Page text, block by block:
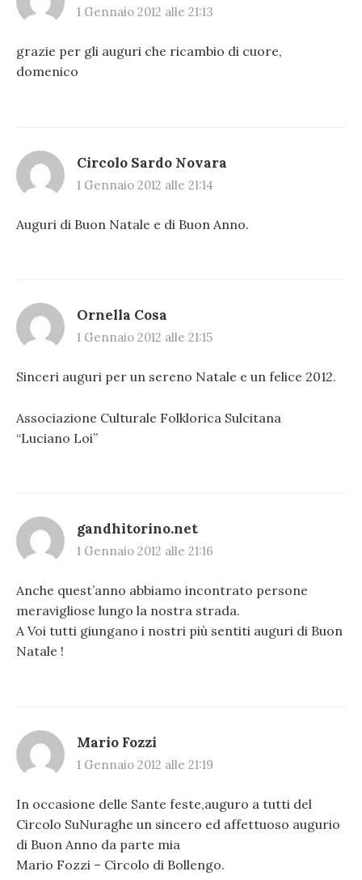
1 Gennaio 2012 alle 21:13
grazie per gli auguri che ricambio di cuore,
domenico
Circolo Sardo Novara
1 Gennaio 2012 alle 21:14
Auguri di Buon Natale e di Buon Anno.
Ornella Cosa
1 Gennaio 2012 alle 21:15
Sinceri auguri per un sereno Natale e un felice 2012.
Associazione Culturale Folklorica Sulcitana
“Luciano Loi”
gandhitorino.net
1 Gennaio 2012 alle 21:16
Anche quest’anno abbiamo incontrato persone
meravigliose lungo la nostra strada.
A Voi tutti giungano i nostri più sentiti auguri di Buon
Natale !
Mario Fozzi
1 Gennaio 2012 alle 21:19
In occasione delle Sante feste,auguro a tutti del
Circolo SuNuraghe un sincero ed affettuoso augurio
di Buon Anno da parte mia
Mario Fozzi – Circolo di Bollengo.